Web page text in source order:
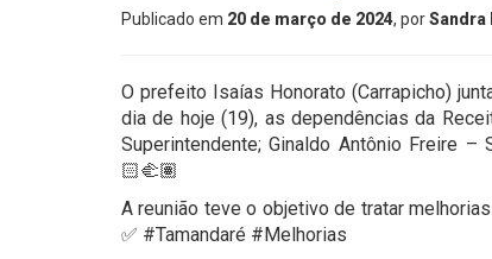
Publicado em 20 de março de 2024, porSandra
O prefeito Isaías Honorato (Carrapicho)
dia de hoje (19), as dependências da
Superintendente; Ginaldo Antônio Freire
🏻‍🫲🏽
A reunião teve o objetivo de tratar
✅ #Tamandaré #Melhorias